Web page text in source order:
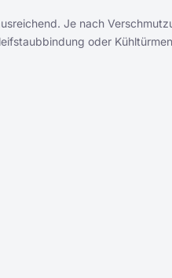
Je nach
oder